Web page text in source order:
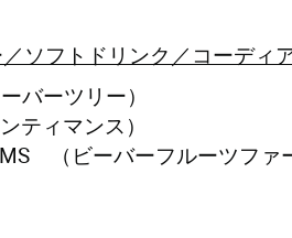
ソフトドリンク／コーディ
バーツリー）
ティマンス）
（ビーバーフルーツファ